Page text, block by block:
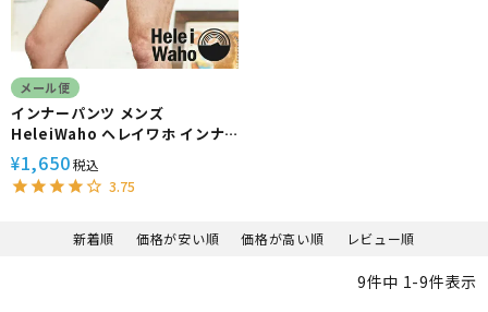
メール便
インナーパンツ メンズ
HeleiWaho ヘレイワホ インナ
ー ラッシュガード素材 ストレッ
チ
¥1,650税込
3.75
新着順 価格が安い順 価格が高い順 レビュー順
9件中 1-9件表示